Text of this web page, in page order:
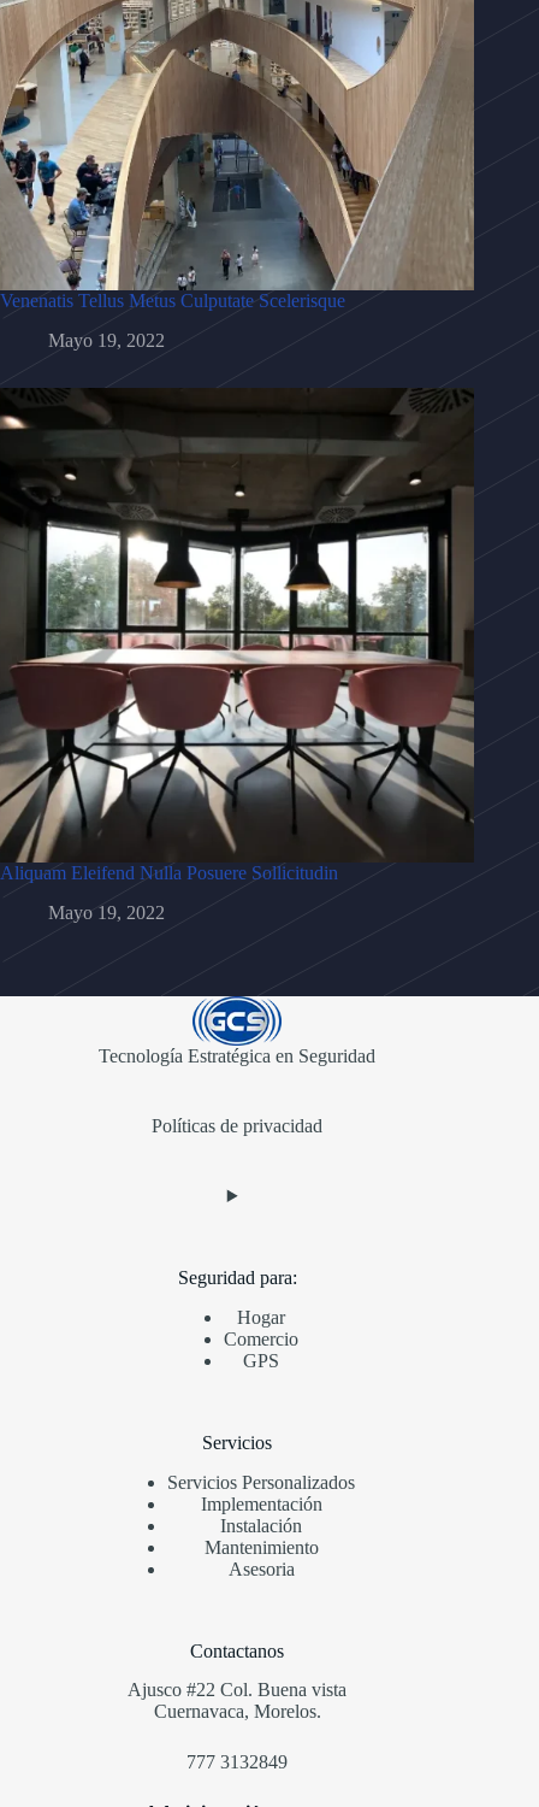
Venenatis Tellus Metus Culputate Scelerisque
Mayo 19, 2022
Aliquam Eleifend Nulla Posuere Sollicitudin
Mayo 19, 2022
Tecnología Estratégica en Seguridad
Políticas de privacidad
Seguridad para:
Hogar
Comercio
GPS
Servicios
Servicios Personalizados
Implementación
Instalación
Mantenimiento
Asesoria
Contactanos
Ajusco #22 Col. Buena vista
Cuernavaca, Morelos.
777 3132849